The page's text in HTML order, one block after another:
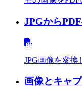
JPGから
JPG画像を変換
画像とキャ